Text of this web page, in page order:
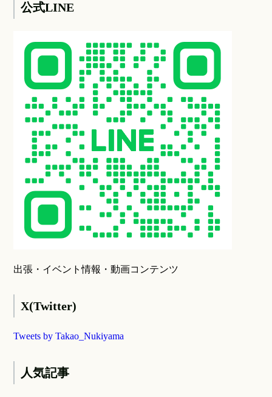
公式LINE
出張・イベント情報・動画コンテンツ
X(Twitter)
Tweets by Takao_Nukiyama
人気記事